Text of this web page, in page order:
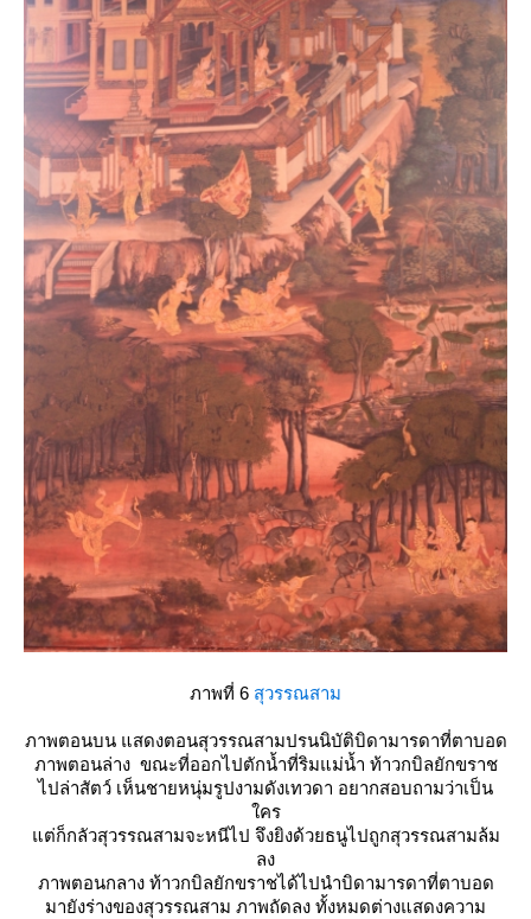
ภาพที่ 6 สุวรรณสาม
ภาพตอนบน แสดงตอนสุวรรณสามปรนนิบัติบิดามารดาที่ตาบอด
ภาพตอนล่าง ขณะที่ออกไปตักน้ำที่ริมแม่น้ำ ท้าวกบิลยักขราช
ไปล่าสัตว์ เห็นชายหนุ่มรูปงามดังเทวดา อยากสอบถามว่าเป็น
คร
ต่ก็กลัวสุวรรณสามจะหนีไป จึงยิงด้วยธนูไปถูกสุวรรณสามล้ม
ลง
ภาพตอนกลาง ท้าวกบิลยักขราชได้ไปนำบิดามารดาที่ตาบอด
มายังร่างของสุวรรณสาม ภาพถัดลง ทั้งหมดต่างแสดงความ